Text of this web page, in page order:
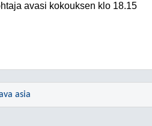
avasi kokouksen klo 18.15
asia